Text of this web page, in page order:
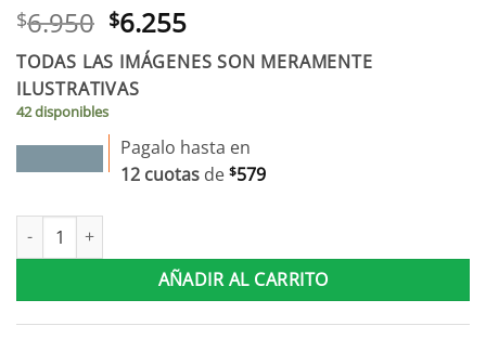
$6.950 El
precio
original
era:
$6.950.
$6.255El
precio
actual
TODAS LAS IMÁGENES SON MERAMENTE
ILUSTRATIVAS
42 disponibles
Pagalo hasta en
12 cuotas de $579
Comoda Cajonera 2 Puertas 5 Cajones 100% Mdp Dormitorio
AÑADIR AL CARRITO